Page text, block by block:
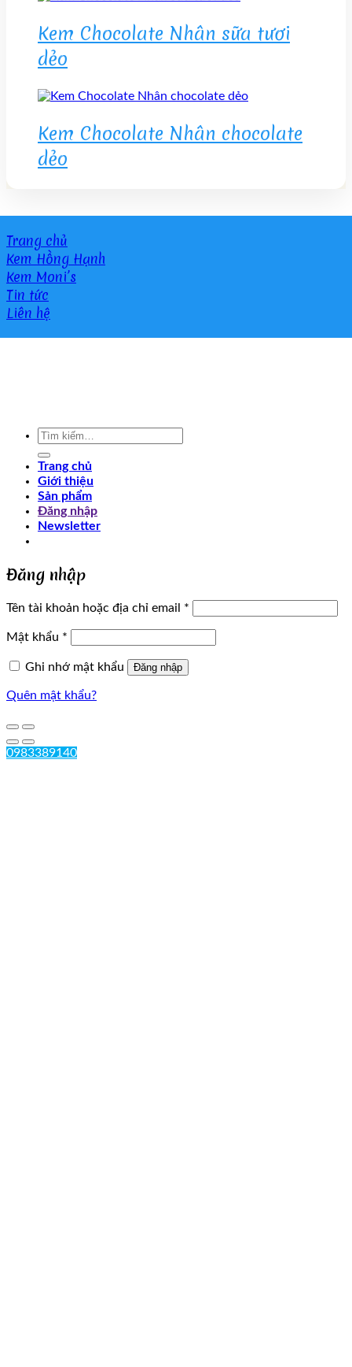
Kem Chocolate Nhân sữa tươi
dẻo
Kem Chocolate Nhân chocolate
dẻo
Trang chủ
Kem Hồng Hạnh
Kem Moni’s
Tin tức
Liên hệ
Tìm
Trang chủ
Giới thiệu
Sản phẩm
Đăng nhập
Newsletter
Đăng nhập
Tên tài khoản hoặc địa chỉ email *
Mật khẩu *
Ghi nhớ mật khẩu Đăng nhập
Quên mật khẩu?
0983389140